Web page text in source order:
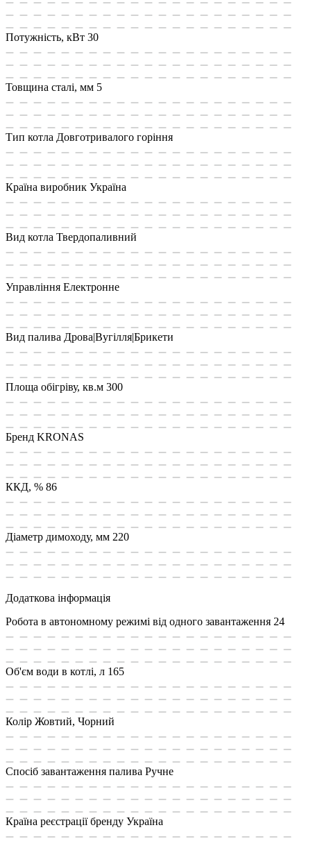
Потужність, кВт 30
Товщина сталі, мм 5
Тип котла Довготривалого горіння
Країна виробник Україна
Вид котла Твердопаливний
Управління Електронне
Вид палива Дрова|Вугілля|Брикети
Площа обiгрiву, кв.м 300
Бренд KRONAS
ККД, % 86
Діаметр димоходу, мм 220
Додаткова інформація
Робота в автономному режимі від одного завантаження 24
Об'єм води в котлі, л 165
Колір Жовтий, Чорний
Спосіб завантаження палива Ручне
Країна реєстрації бренду Україна